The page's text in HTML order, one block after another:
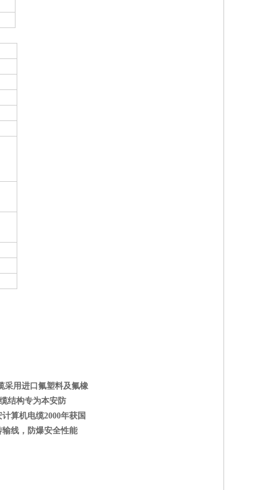
用进口氟塑料及氟橡
结构专为本安防
算机电缆2000年获国
线，防爆安全性能